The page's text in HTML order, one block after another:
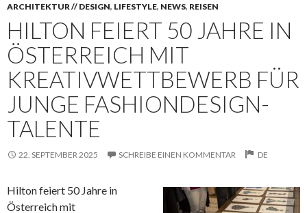
ARCHITEKTUR // DESIGN, LIFESTYLE, NEWS, REISEN
HILTON FEIERT 50 JAHRE IN
ÖSTERREICH MIT
KREATIVWETTBEWERB FÜR
JUNGE FASHIONDESIGN-
TALENTE
22. SEPTEMBER 2025 SCHREIBE EINEN KOMMENTAR DE
Hilton feiert 50 Jahre in
Österreich mit